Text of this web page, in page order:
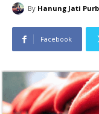
By Hanung Jati
Facebook